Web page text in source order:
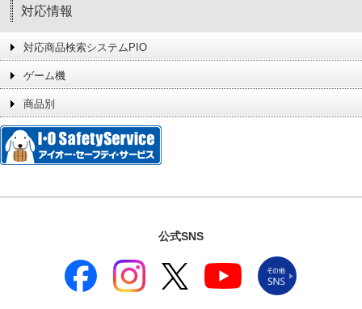
対応情報
対応商品検索システムPIO
ゲーム機
商品別
公式SNS